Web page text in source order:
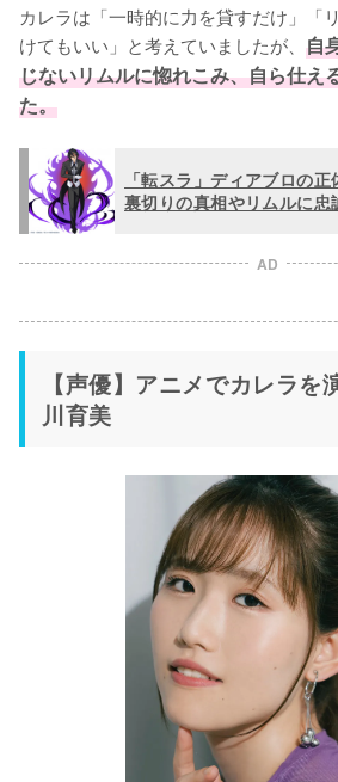
カレラは「一時的に力を貸すだけ」「
けてもいい」と考えていましたが、 自
じないリムルに惚れこみ、自ら仕え
た。
「転スラ」ディアブロの
裏切りの真相やリムルに
AD
【声優】アニメでカレラを
川育美